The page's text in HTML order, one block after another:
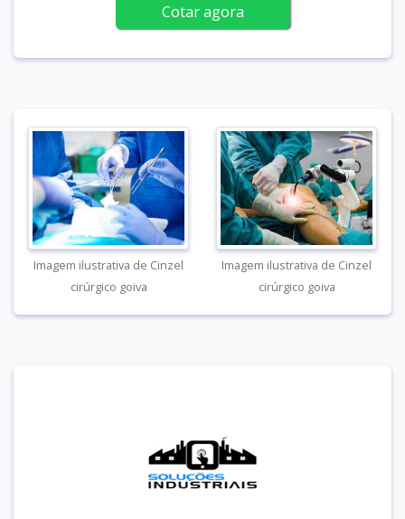
Cotar agora
Imagem ilustrativa de Cinzel
cirúrgico goiva
Imagem ilustrativa de Cinzel
cirúrgico goiva